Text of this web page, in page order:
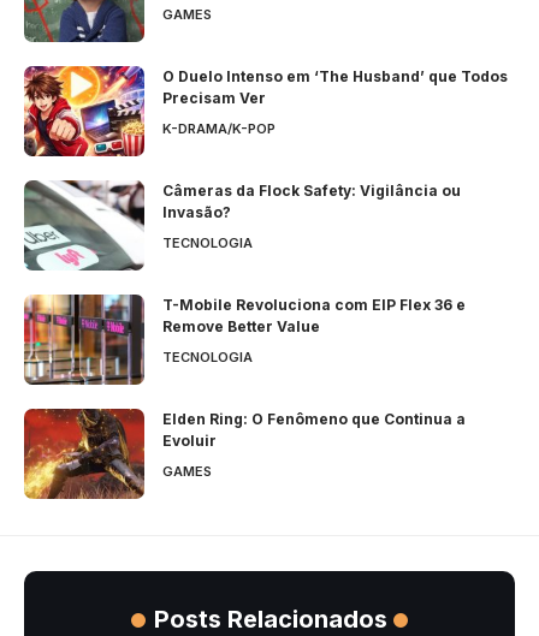
GAMES
O Duelo Intenso em ‘The Husband’ que Todos
Precisam Ver
K-DRAMA/K-POP
Câmeras da Flock Safety: Vigilância ou
Invasão?
TECNOLOGIA
T-Mobile Revoluciona com EIP Flex 36 e
Remove Better Value
TECNOLOGIA
Elden Ring: O Fenômeno que Continua a
Evoluir
GAMES
Posts Relacionados